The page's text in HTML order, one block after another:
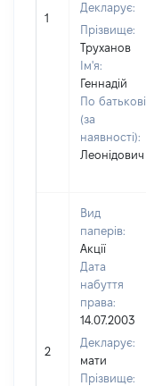
1
Декларує:
Прізвище:
Труханов
Ім'я:
Геннадій
По батькові
(за
наявності):
Леонідович
2
Вид
паперів:
Акції
Дата
набуття
права:
14.07.2003
Декларує:
мати
Прізвище: